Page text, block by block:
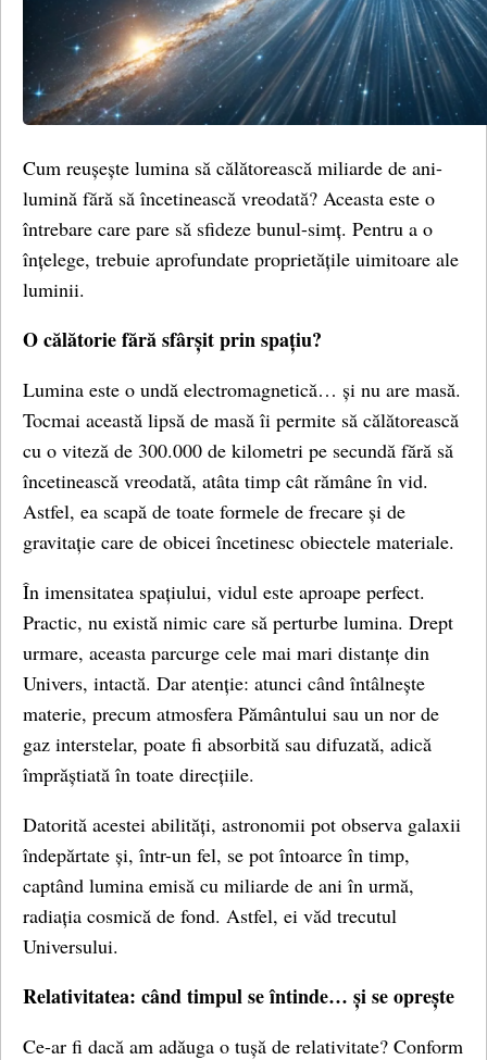
Cum reușește lumina să călătorească miliarde de ani-
lumină fără să încetinească vreodată? Aceasta este o
întrebare care pare să sfideze bunul-simț. Pentru a o
înțelege, trebuie aprofundate proprietățile uimitoare ale
luminii.
O călătorie fără sfârșit prin spațiu?
Lumina este o undă electromagnetică… și nu are masă.
Tocmai această lipsă de masă îi permite să călătorească
cu o viteză de 300.000 de kilometri pe secundă fără să
încetinească vreodată, atâta timp cât rămâne în vid.
Astfel, ea scapă de toate formele de frecare și de
gravitație care de obicei încetinesc obiectele materiale.
În imensitatea spațiului, vidul este aproape perfect.
Practic, nu există nimic care să perturbe lumina. Drept
urmare, aceasta parcurge cele mai mari distanțe din
Univers, intactă. Dar atenție: atunci când întâlnește
materie, precum atmosfera Pământului sau un nor de
gaz interstelar, poate fi absorbită sau difuzată, adică
împrăștiată în toate direcțiile.
Datorită acestei abilități, astronomii pot observa galaxii
îndepărtate și, într-un fel, se pot întoarce în timp,
captând lumina emisă cu miliarde de ani în urmă,
radiația cosmică de fond. Astfel, ei văd trecutul
Universului.
Relativitatea: când timpul se întinde… și se oprește
Ce-ar fi dacă am adăuga o tușă de relativitate? Conform